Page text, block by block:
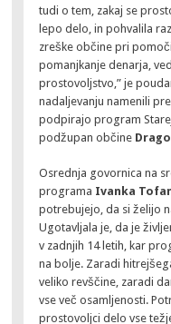
tudi o tem, zakaj se
lepo delo, in pohvalila
zreške občine pri
pomanjkanje denarja,
prostovoljstvo,” je
nadaljevanju namenili
podpirajo program
podžupan občine
Osrednja govornica na
programa Ivanka
potrebujejo, da si želijo
Ugotavljala je, da je
v zadnjih 14 letih, kar
na bolje. Zaradi
veliko revščine, zaradi
vse več osamljenosti.
prostovoljci delo vse